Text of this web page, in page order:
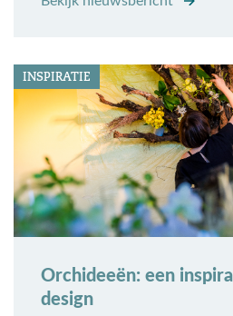
INSPIRATIE
Orchideeën: een
design